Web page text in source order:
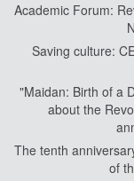
Academic Forum:
Saving culture:
"Maidan: Birth of a
about the
The tenth
of